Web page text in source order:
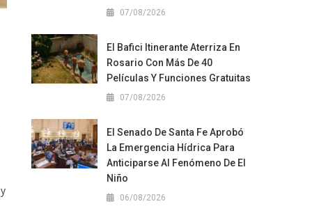
07/08/2026
El Bafici Itinerante Aterriza En
Rosario Con Más De 40
Películas Y Funciones Gratuitas
07/08/2026
El Senado De Santa Fe Aprobó
La Emergencia Hídrica Para
Anticiparse Al Fenómeno De El
Niño
06/08/2026